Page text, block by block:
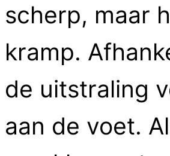
scherp, maar
kramp.
de uitstraling
aan de voet.